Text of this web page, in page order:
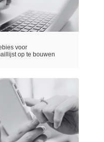
voor
op te bouwen